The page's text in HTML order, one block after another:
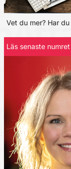
Vet du mer? Har
Läs senaste numret